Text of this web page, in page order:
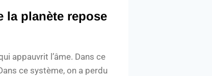
la planète repose
appauvrit l’âme. Dans ce
ce système, on a perdu